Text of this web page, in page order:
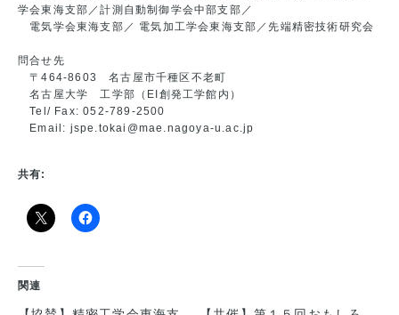
学会東海支部／計測自動制御学会中部支部／
電気学会東海支部／ 電気加工学会東海支部／先端精密技術研究会
問合せ先
〒464-8603 名古屋市千種区不老町
名古屋大学 工学部（EI創発工学館内）
Tel/ Fax: 052-789-2500
Email: jspe.tokai@mae.nagoya-u.ac.jp
共有:
関連